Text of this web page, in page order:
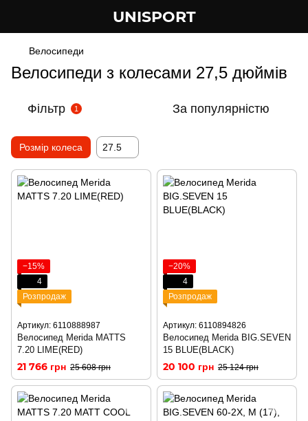
UNISPORT
Велосипеди
Велосипеди з колесами 27,5 дюймів
Фільтр 1 За популярністю
Розмір колеса 27.5
−15%
4
Розпродаж
Артикул: 6110888987
Велосипед Merida MATTS
7.20 LIME(RED)
21 766 грн 25 608 грн
−20%
4
Розпродаж
Артикул: 6110894826
Велосипед Merida BIG.SEVEN
15 BLUE(BLACK)
20 100 грн 25 124 грн